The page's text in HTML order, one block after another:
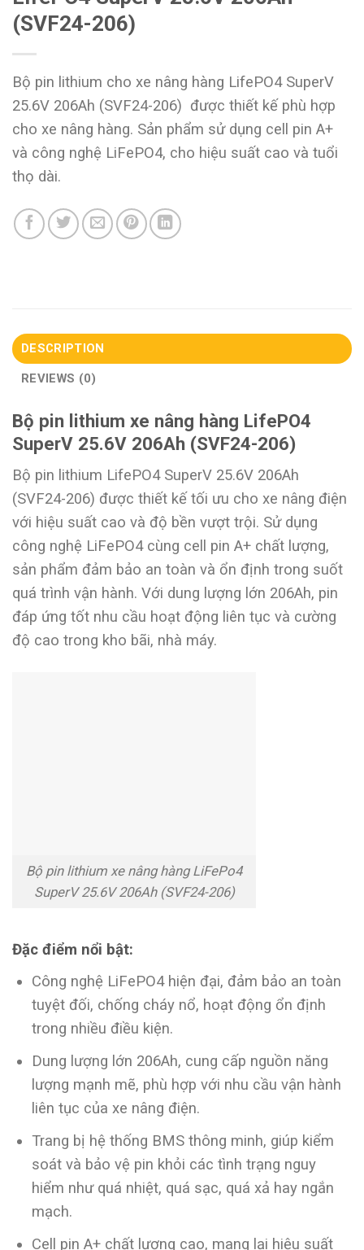
(SVF24-206)
Bộ pin lithium cho xe nâng hàng LifePO4 SuperV
25.6V 206Ah (SVF24-206) được thiết kế phù hợp
cho xe nâng hàng. Sản phẩm sử dụng cell pin A+
và công nghệ LiFePO4, cho hiệu suất cao và tuổi
thọ dài.
DESCRIPTION
REVIEWS (0)
Bộ pin lithium xe nâng hàng LifePO4
SuperV 25.6V 206Ah (SVF24-206)
Bộ pin lithium LifePO4 SuperV 25.6V 206Ah
(SVF24-206) được thiết kế tối ưu cho xe nâng điện
với hiệu suất cao và độ bền vượt trội. Sử dụng
công nghệ LiFePO4 cùng cell pin A+ chất lượng,
sản phẩm đảm bảo an toàn và ổn định trong suốt
quá trình vận hành. Với dung lượng lớn 206Ah, pin
đáp ứng tốt nhu cầu hoạt động liên tục và cường
độ cao trong kho bãi, nhà máy.
Bộ pin lithium xe nâng hàng LiFePo4
SuperV 25.6V 206Ah (SVF24-206)
Đặc điểm nổi bật:
Công nghệ LiFePO4 hiện đại, đảm bảo an toàn
tuyệt đối, chống cháy nổ, hoạt động ổn định
trong nhiều điều kiện.
Dung lượng lớn 206Ah, cung cấp nguồn năng
lượng mạnh mẽ, phù hợp với nhu cầu vận hành
liên tục của xe nâng điện.
Trang bị hệ thống BMS thông minh, giúp kiểm
soát và bảo vệ pin khỏi các tình trạng nguy
hiểm như quá nhiệt, quá sạc, quá xả hay ngắn
mạch.
Cell pin A+ chất lượng cao, mang lại hiệu suất